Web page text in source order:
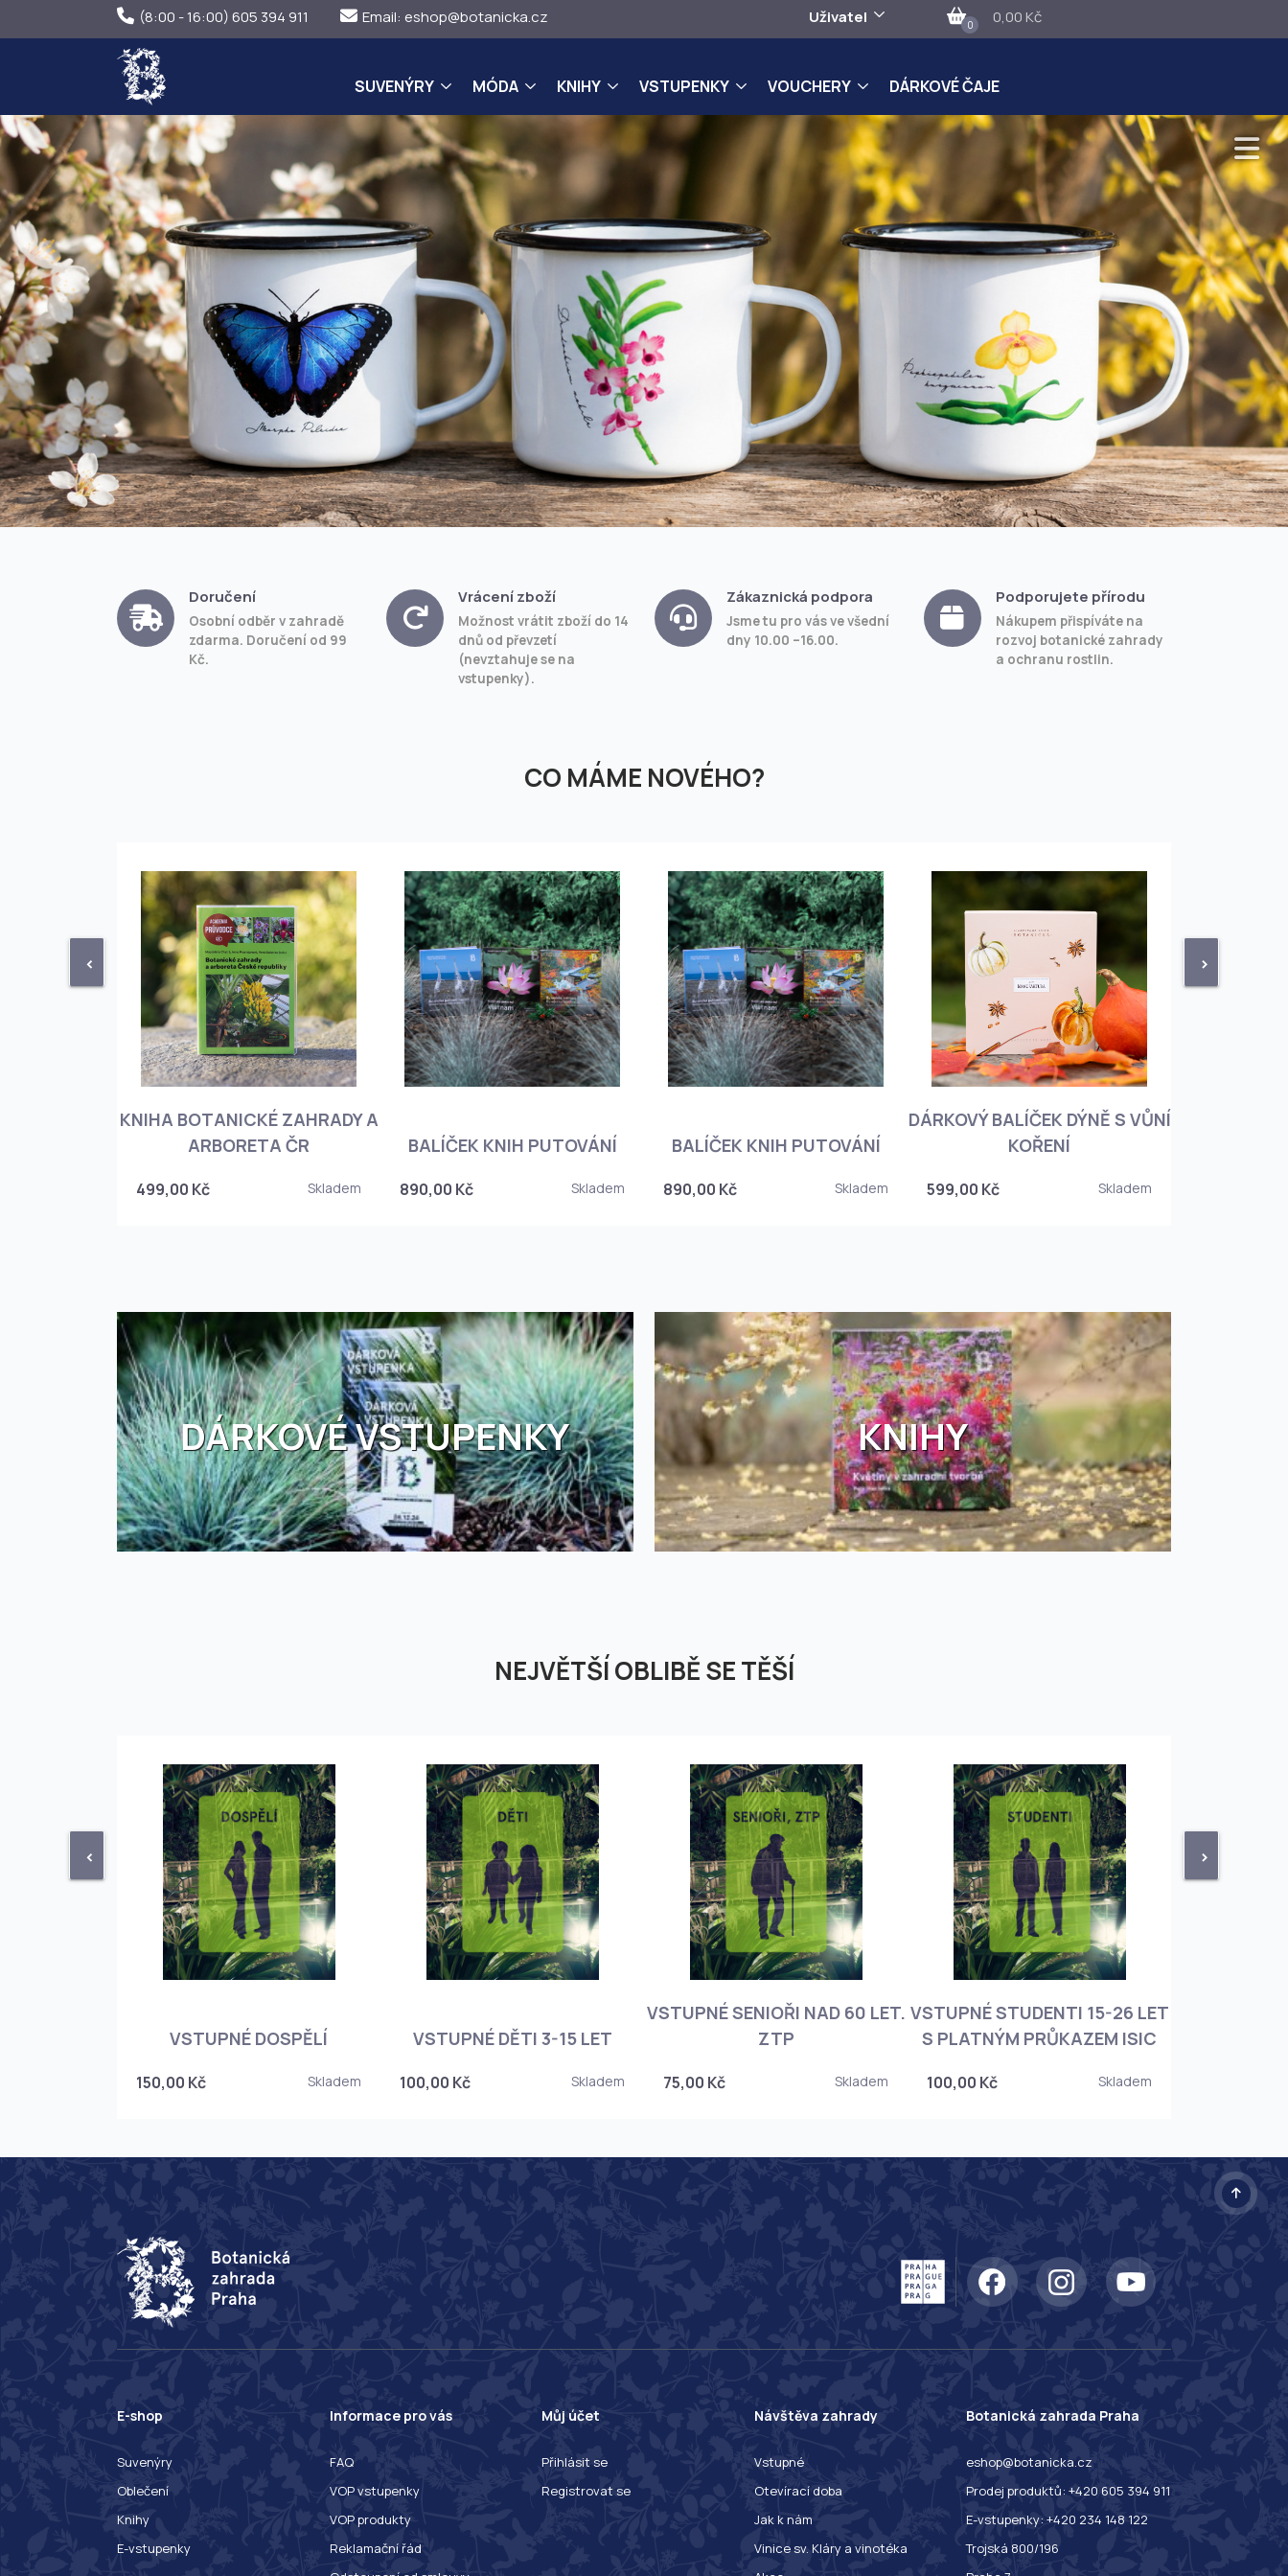
(8:00 - 16:00) 605 394 911 Email: eshop@botanicka.cz Uživatel 0 0,00 Kč
SUVENÝRY MÓDA KNIHY VSTUPENKY VOUCHERY DÁRKOVÉ ČAJE
Doručení
Osobní odběr v zahradě
zdarma. Doručení od 99
Kč.
Vrácení zboží
Možnost vrátit zboží do 14
dnů od převzetí
(nevztahuje se na
vstupenky).
Zákaznická podpora
Jsme tu pro vás ve všední
dny 10.00 –16.00.
Podporujete přírodu
Nákupem přispíváte na
rozvoj botanické zahrady
a ochranu rostlin.
CO MÁME NOVÉHO?
< >
KNIHA BOTANICKÉ ZAHRADY A
ARBORETA ČR
499,00 Kč Skladem
BALÍČEK KNIH PUTOVÁNÍ
890,00 Kč Skladem
BALÍČEK KNIH PUTOVÁNÍ
890,00 Kč Skladem
DÁRKOVÝ BALÍČEK DÝNĚ S VŮNÍ
KOŘENÍ
599,00 Kč Skladem
DÁRKOVÉ VSTUPENKY KNIHY
NEJVĚTŠÍ OBLIBĚ SE TĚŠÍ
< >
VSTUPNÉ DOSPĚLÍ
150,00 Kč Skladem
VSTUPNÉ DĚTI 3-15 LET
100,00 Kč Skladem
VSTUPNÉ SENIOŘI NAD 60 LET.
ZTP
75,00 Kč Skladem
VSTUPNÉ STUDENTI 15-26 LET
S PLATNÝM PRŮKAZEM ISIC
100,00 Kč Skladem
E-shop
Suvenýry
Oblečení
Knihy
E-vstupenky
Informace pro vás
FAQ
VOP vstupenky
VOP produkty
Reklamační řád
Můj účet
Přihlásit se
Registrovat se
Návštěva zahrady
Vstupné
Otevírací doba
Jak k nám
Vinice sv. Kláry a vinotéka
Botanická zahrada Praha
eshop@botanicka.cz
Prodej produktů: +420 605 394 911
E-vstupenky: +420 234 148 122
Trojská 800/196